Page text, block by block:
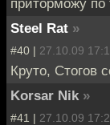
Steel Rat »
#40 | 27.10.09
Круто, Стогов
Korsar Nik »
#41 | 27.10.09